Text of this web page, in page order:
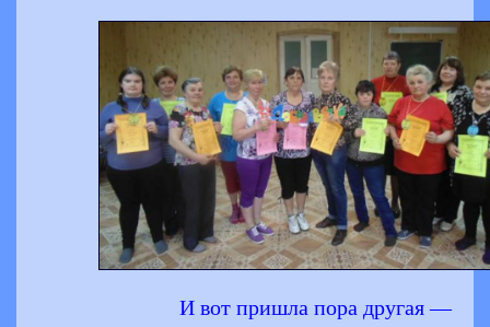
И вот пришла пора другая —